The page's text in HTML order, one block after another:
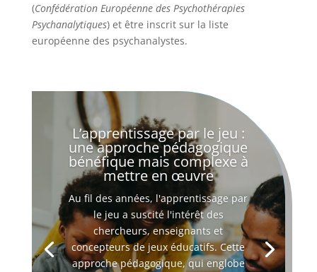
(Confédération Européenne des Psychothérapies
Psychanalytiques) et être inscrit sur la liste
européenne des psychanalystes.
L’apprentissage par le jeu :
une approche pédagogique
bénéfique mais complexe à
mettre en œuvre
Au fil des années, l'apprentissage par
le jeu a suscité l'intérêt des
chercheurs, enseignants et
concepteurs de jeux éducatifs. Cette
approche pédagogique, qui englobe